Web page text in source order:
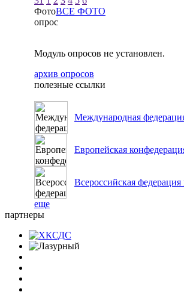
ФотоВСЕ ФОТО
опрос
Модуль опросов не установлен.
архив опросов
полезные ссылки
Международная
Европейская
Всероссийская федерация
еще
партнеры